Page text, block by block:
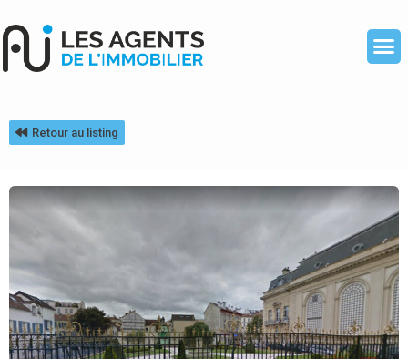
Retour au listing